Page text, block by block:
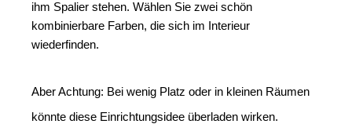
ihm Spalier stehen. Wählen Sie zwei schön
kombinierbare Farben, die sich im Interieur
wiederfinden.
Aber Achtung: Bei wenig Platz oder in kleinen Räumen
könnte diese Einrichtungsidee überladen wirken.